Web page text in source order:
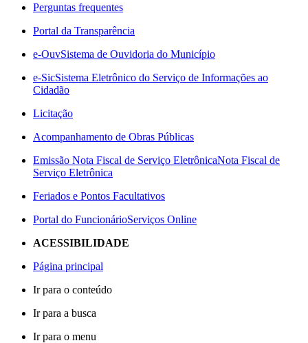
Perguntas frequentes
Portal da Transparência
e-OuvSistema de Ouvidoria do Município
e-SicSistema Eletrônico do Serviço de Informações ao
Cidadão
Licitação
Acompanhamento de Obras Públicas
Emissão Nota Fiscal de Serviço EletrônicaNota Fiscal de
Serviço Eletrônica
Feriados e Pontos Facultativos
Portal do FuncionárioServiços Online
ACESSIBILIDADE
Página principal
Ir para o conteúdo
Ir para a busca
Ir para o menu